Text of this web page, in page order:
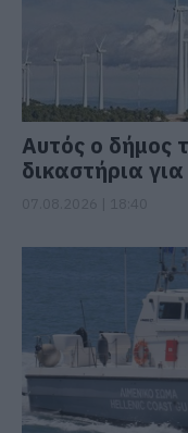
Αυτός ο δήμος
δικαστήρια